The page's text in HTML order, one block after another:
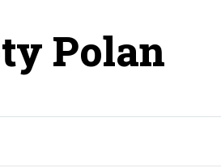
Polan